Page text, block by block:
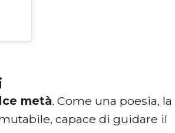
metà. Come una poesia, la
capace di guidare il